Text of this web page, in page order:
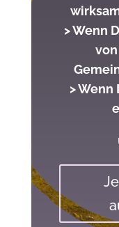
> Wenn
> Wenn